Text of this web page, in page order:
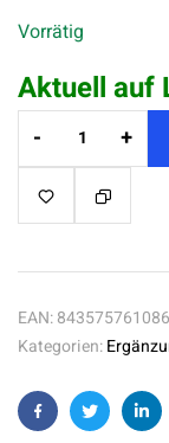
Vorrätig
Aktuell auf
- +
EAN:
Kategorien:
FacebookTwitter